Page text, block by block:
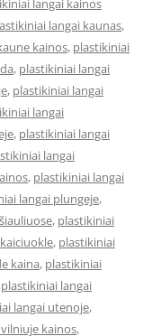
langai kainos
langai kaunas,
kainos, plastikiniai
, plastikiniai langai
, plastikiniai langai
langai
, plastikiniai langai
langai
, plastikiniai langai
langai plungeje,
, plastikiniai
, plastikiniai
kaina, plastikiniai
plastikiniai langai
langai utenoje,
kainos,